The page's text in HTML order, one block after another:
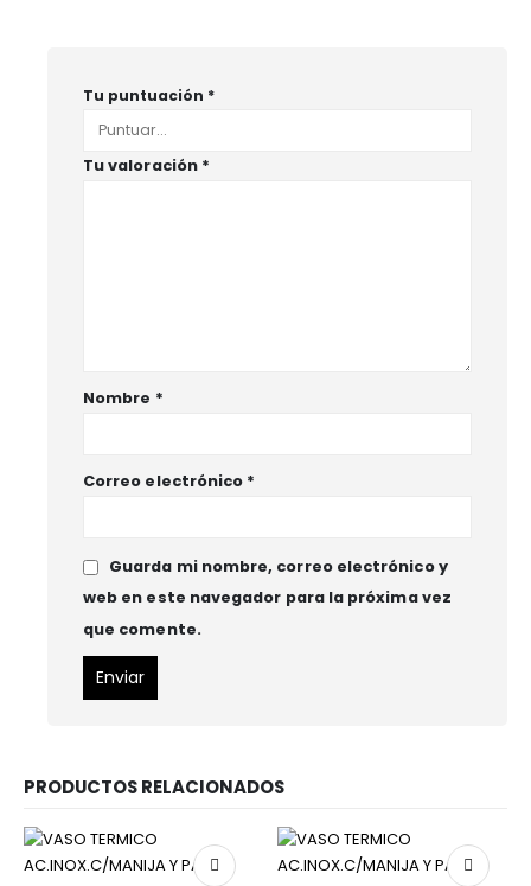
Tu puntuación *
Tu valoración *
Nombre *
Correo electrónico *
Guarda mi nombre, correo electrónico y
web en este navegador para la próxima vez
que comente.
PRODUCTOS RELACIONADOS